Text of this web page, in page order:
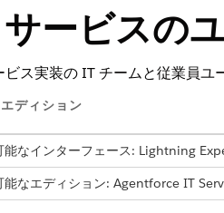
ービスの
ビス実装の IT チームと従業員ユ
ディション
能なインターフェース: Lightning
能なエディション: Agentforce IT